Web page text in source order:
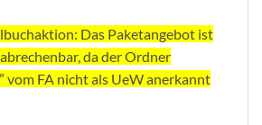
Das Paketangebot ist
da der Ordner
vom FA nicht als UeW anerkannt